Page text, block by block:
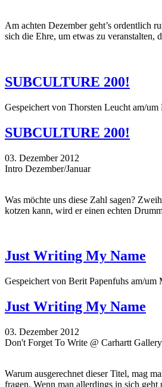
Am achten Dezember geht’s ordentlich
sich die Ehre, um etwas zu veranstalten,
SUBCULTURE 200!
Gespeichert von Thorsten Leucht am/um
SUBCULTURE 200!
03. Dezember 2012
Intro Dezember/Januar
Was möchte uns diese Zahl sagen?
kotzen kann, wird er einen echten
Just Writing My Name
Gespeichert von Berit Papenfuhs am/um
Just Writing My Name
03. Dezember 2012
Don't Forget To Write @ Carhartt Gallery
Warum ausgerechnet dieser Titel, mag
fragen. Wenn man allerdings in sich